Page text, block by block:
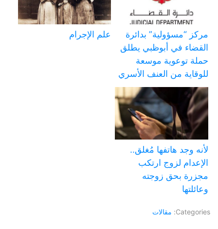
مركز “مسؤولية” بدائرة
القضاء في أبوظبي يطلق
حملة توعوية موسعة
للوقاية من العنف الأسري
علم الإجرام
لأنه وجد هاتفها مُغلق..
الإعدام لزوج ارتكب
مجزرة بحق زوجته
وعائلتها
Categories: مقالات